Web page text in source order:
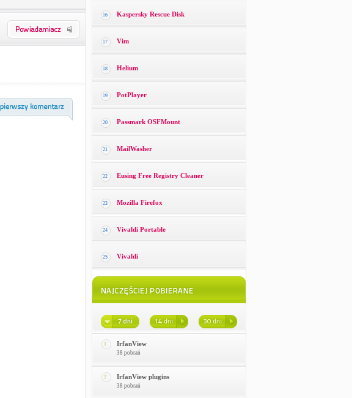
16 Kaspersky Rescue Disk
17 Vim
18 Helium
19 PotPlayer
20 Passmark OSFMount
21 MailWasher
22 Eusing Free Registry Cleaner
23 Mozilla Firefox
24 Vivaldi Portable
25 Vivaldi
1 IrfanView
38 pobrań
2 IrfanView plugins
38 pobrań